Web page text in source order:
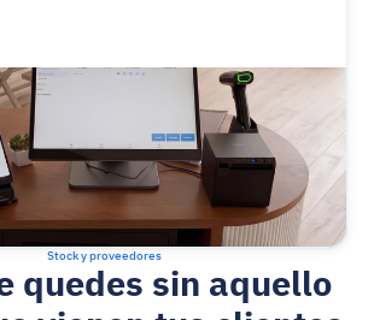
Stock y proveedores
quedes sin aquello